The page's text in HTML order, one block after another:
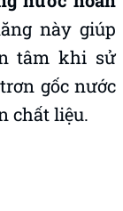
này giúp
tâm khi sử
gốc nước
chất liệu.